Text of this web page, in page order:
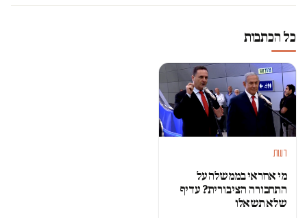
כל הכתבות
דעות
מי אחראי בממשלה על
התחבורה הציבורית? עדיף
שלא תשאלו